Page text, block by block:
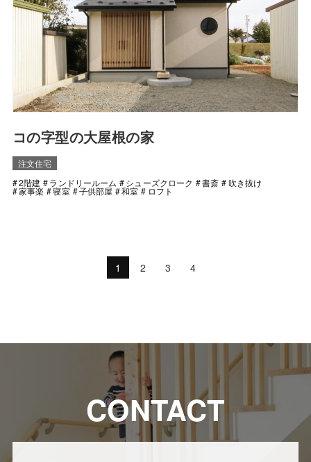
コの字型の大屋根の家
注文住宅
2階建
ランドリールーム シューズクローク 書斎 吹き抜け
家事楽 寝室 子供部屋 和室 ロフト
1 2 3 4
CONTACT